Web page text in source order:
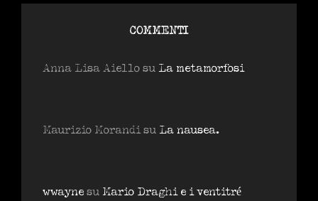
COMMENTI
Anna Lisa Aiello su La metamorfosi
Maurizio Morandisu La nausea.
wwayne su Mario Draghi e i ventitré